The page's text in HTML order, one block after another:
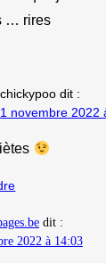
… rires
chickypoo dit :
1 novembre 2022
dit :
2022 à 14:03